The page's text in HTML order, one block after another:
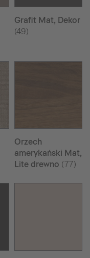
Grafit Mat, Dekor
(49)
Orzech
amerykański Mat,
Lite drewno (77)